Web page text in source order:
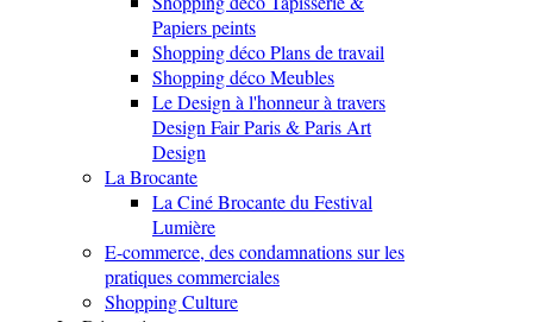
Papiers peints
Shopping déco Plans de travail
Shopping déco Meubles
Le Design à l'honneur à travers
Design Fair Paris & Paris Art
Design
La Brocante
La Ciné Brocante du Festival
Lumière
E-commerce, des condamnations sur les
pratiques commerciales
Shopping Culture